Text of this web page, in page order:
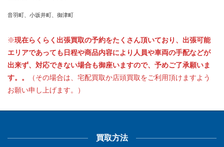
音羽町、小坂井町、御津町
※現在らくらく出張買取の予約をたくさん頂いており、出張可能
エリアであっても日程や商品内容により人員や車両の手配などが
出来ず、対応できない場合も御座いますので、予めご了承願いま
す。。
（その場合は、宅配買取か店頭買取をご利用頂けますよう
お願い申し上げます。）
買取方法